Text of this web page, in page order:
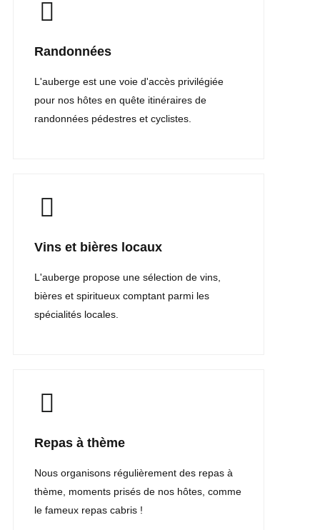
Randonnées
L'auberge est une voie d'accès privilégiée
pour nos hôtes en quête itinéraires de
randonnées pédestres et cyclistes.
Vins et bières locaux
L'auberge propose une sélection de vins,
bières et spiritueux comptant parmi les
spécialités locales.
Repas à thème
Nous organisons régulièrement des repas à
thème, moments prisés de nos hôtes, comme
le fameux repas cabris !